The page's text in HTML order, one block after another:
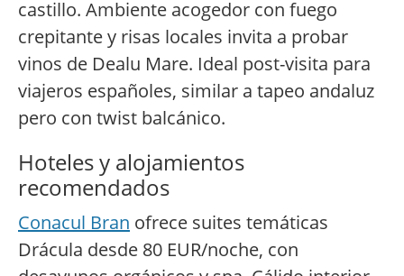
castillo. Ambiente acogedor con fuego
crepitante y risas locales invita a probar
vinos de Dealu Mare. Ideal post-visita para
viajeros españoles, similar a tapeo andaluz
pero con twist balcánico.
Hoteles y alojamientos
recomendados
Conacul Bran ofrece suites temáticas
Drácula desde 80 EUR/noche, con